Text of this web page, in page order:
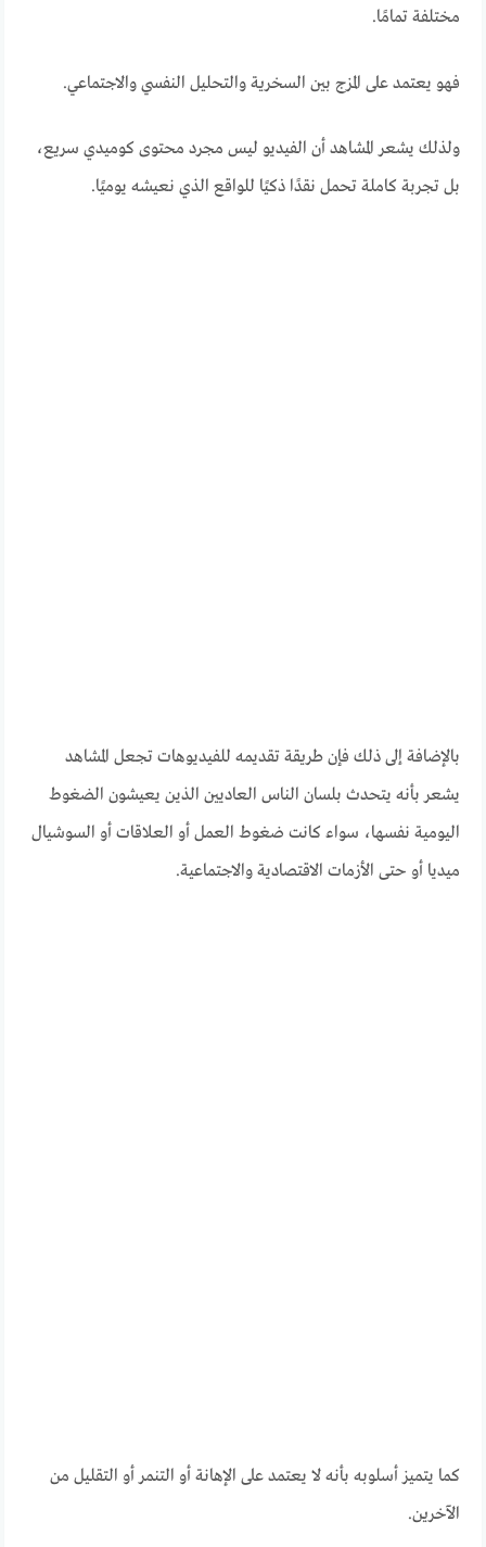
مختلفة تمامًا.
فهو يعتمد على المزج بين السخرية والتحليل النفسي والاجتماعي.
ولذلك يشعر المشاهد أن الفيديو ليس مجرد محتوى كوميدي سريع،
بل تجربة كاملة تحمل نقدًا ذكيًا للواقع الذي نعيشه يوميًا.
بالإضافة إلى ذلك فإن طريقة تقديمه للفيديوهات تجعل المشاهد
يشعر بأنه يتحدث بلسان الناس العاديين الذين يعيشون الضغوط
اليومية نفسها، سواء كانت ضغوط العمل أو العلاقات أو السوشيال
ميديا أو حتى الأزمات الاقتصادية والاجتماعية.
كما يتميز أسلوبه بأنه لا يعتمد على الإهانة أو التنمر أو التقليل من
الآخرين.